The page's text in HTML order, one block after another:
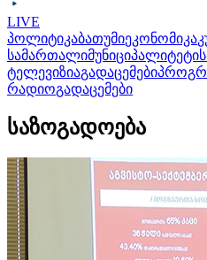
LIVE
პოლიტიკაბათუმიეკონომიკა
სამართალიმუნიციპალიტეტი
ტელევიზიაგადაცემები
რადიოგადაცემები
საზოგადოება